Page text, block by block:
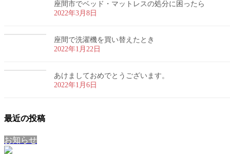
座間市でベッド・マットレスの処分に困ったら
2022年3月8日
座間で洗濯機を買い替えたとき
2022年1月22日
あけましておめでとうございます。
2022年1月6日
最近の投稿
お知らせ